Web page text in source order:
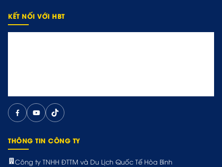
KẾT NỐI VỚI HBT
THÔNG TIN CÔNG TY
Công ty TNHH ĐTTM và Du Lịch Quốc Tế Hòa Bình